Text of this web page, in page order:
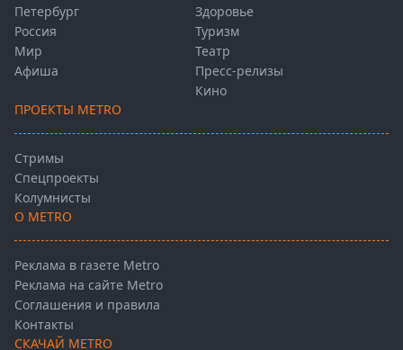
Петербург
Россия
Мир
Афиша
Здоровье
Туризм
Театр
Пресс-релизы
Кино
ПРОЕКТЫ METRO
Стримы
Спецпроекты
Колумнисты
О METRO
Реклама в газете Metro
Реклама на сайте Metro
Соглашения и правила
Контакты
СКАЧАЙ METRO